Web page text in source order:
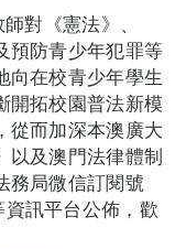
對《憲法》、
預防青少年犯罪等
向在校青少年學生
開拓校園普法新模
從而加深本澳廣大
以及澳門法律體制
務局微信訂閱號
資訊平台公佈，歡